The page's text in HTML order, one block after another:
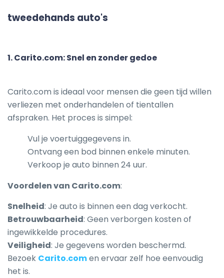
tweedehands auto's
1.Carito.com: Snel en zonder gedoe
Carito.com is ideaal voor mensen die geen tijd willen
verliezen met onderhandelen of tientallen
afspraken. Het proces is simpel:
Vul je voertuiggegevens in.
Ontvang een bod binnen enkele minuten.
Verkoop je auto binnen 24 uur.
Voordelen van Carito.com:
Snelheid: Je auto is binnen een dag verkocht.
Betrouwbaarheid: Geen verborgen kosten of
ingewikkelde procedures.
Veiligheid: Je gegevens worden beschermd.
Bezoek Carito.comen ervaar zelf hoe eenvoudig
het is.